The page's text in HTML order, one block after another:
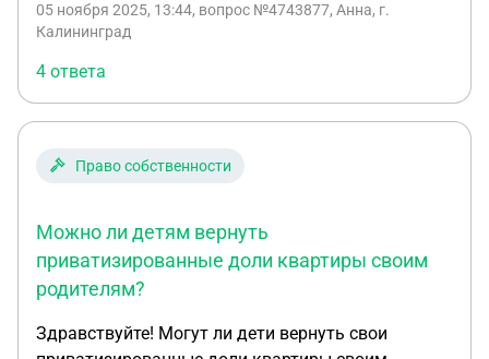
что ей нужно сделать чтобы в будущем я смогла
05 ноября 2025, 13:44, вопрос №4743877, Анна, г.
Калининград
4 ответа
Право собственности
Можно ли детям вернуть
приватизированные доли квартиры своим
родителям?
Здравствуйте! Могут ли дети вернуть свои